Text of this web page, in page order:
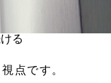
る
点です。